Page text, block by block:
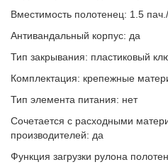
Вместимость полотенец: 1.5
Антивандальный корпус: да
Тип закрывания: пластиковый
Комплектация: крепежные
Тип элемента питания: нет
Сочетается с расходными
производителей: да
Функция загрузки рулона